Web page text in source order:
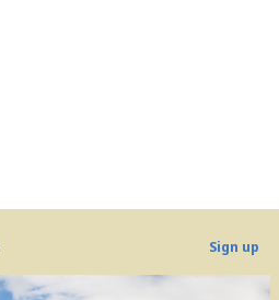
Sign up